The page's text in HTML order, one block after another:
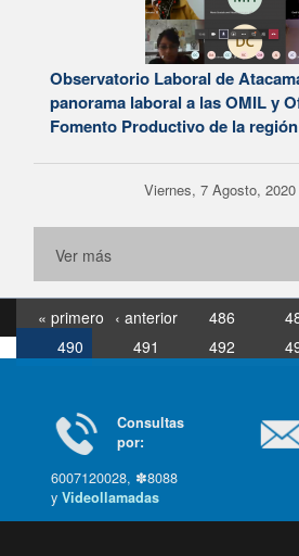
Observatorio Laboral de
panorama laboral a las OMIL y
Fomento Productivo de la región
Viernes, 7 Agosto,
Ver más
« primero ‹ anterior 486
490
491 492
Consultas
por:
6007120028, ✽8088
yVideollamadas